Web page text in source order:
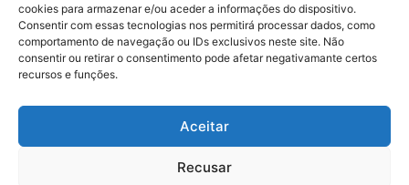
cookies para armazenar e/ou aceder a informações do dispositivo.
Consentir com essas tecnologias nos permitirá processar dados, como
comportamento de navegação ou IDs exclusivos neste site. Não
consentir ou retirar o consentimento pode afetar negativamante certos
recursos e funções.
Aceitar
Recusar
Universidade do Minho
Campus de Azurém
Departamento de Engenharia Mecânica
Guimarães – Portugal
Politica de Privacidade
Redes Sociais